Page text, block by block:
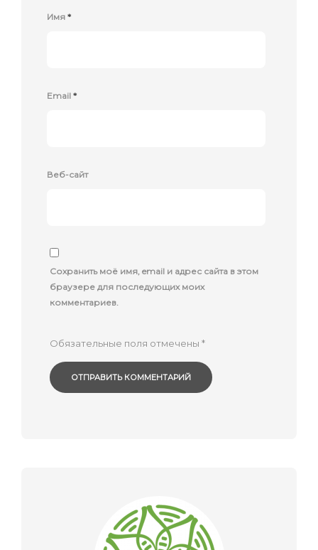
Имя *
Email *
Веб-сайт
Сохранить моё имя, email и адрес сайта в этом
браузере для последующих моих
комментариев.
Обязательные поля отмечены *